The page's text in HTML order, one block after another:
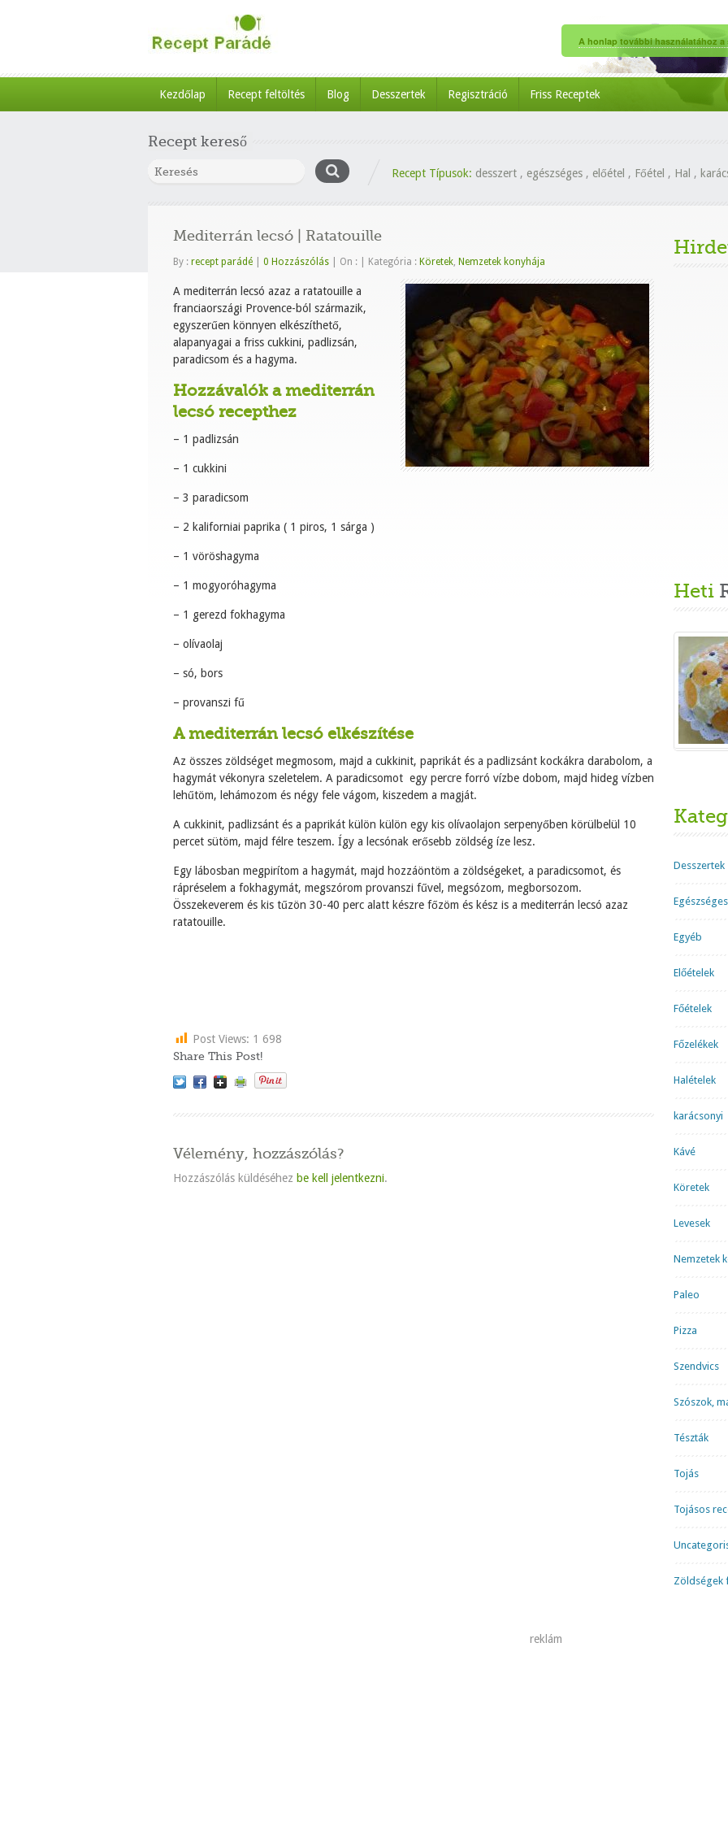
Kezdőlap Recept feltöltés Blog Desszertek Regisztráció Friss Receptek
Recept kereső
Recept Típusok: desszert , egészséges , előétel , Főétel , Hal ,
Mediterrán lecsó | Ratatouille
By : recept parádé 0 Hozzászólás On : Kategória : Köretek, Nemzetek konyhája
A mediterrán lecsó azaz a ratatouille a
franciaországi Provence-ból származik,
egyszerűen könnyen elkészíthető,
alapanyagai a friss cukkini, padlizsán,
paradicsom és a hagyma.
Hozzávalók a mediterrán
lecsó recepthez
– 1 padlizsán
– 1 cukkini
– 3 paradicsom
– 2 kaliforniai paprika ( 1 piros, 1 sárga )
– 1 vöröshagyma
– 1 mogyoróhagyma
– 1 gerezd fokhagyma
– olívaolaj
– só, bors
– provanszi fű
A mediterrán lecsó elkészítése
Az összes zöldséget megmosom, majd a cukkinit, paprikát és a padlizsánt kockákra darabolom, a
hagymát vékonyra szeletelem. A paradicsomot egy percre forró vízbe dobom, majd hideg vízben
lehűtöm, lehámozom és négy fele vágom, kiszedem a magját.
A cukkinit, padlizsánt és a paprikát külön külön egy kis olívaolajon serpenyőben körülbelül 10
percet sütöm, majd félre teszem. Így a lecsónak erősebb zöldség íze lesz.
Egy lábosban megpirítom a hagymát, majd hozzáöntöm a zöldségeket, a paradicsomot, és
rápréselem a fokhagymát, megszórom provanszi fűvel, megsózom, megborsozom.
Összekeverem és kis tűzön 30-40 perc alatt készre főzöm és kész is a mediterrán lecsó azaz
ratatouille.
Post Views: 1 698
Share This Post!
Vélemény, hozzászólás?
Hozzászólás küldéséhez be kell jelentkezni.
Heti
Desszertek
Egészséges
Egyéb
Előételek
Főételek
Főzelékek
Halételek
karácsonyi
Kávé
Köretek
Levesek
Nemzetek
Paleo
Pizza
Szendvics
Szószok,
Tészták
Tojás
Tojásos
Zöldségek
reklám
A honlap további használatához